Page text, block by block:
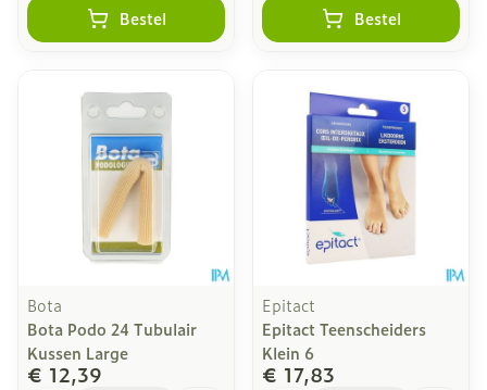
Bestel Bestel
Bota
Bota Podo 24 Tubulair
Kussen Large
€ 12,39
Epitact
Epitact Teenscheiders
Klein 6
€ 17,83